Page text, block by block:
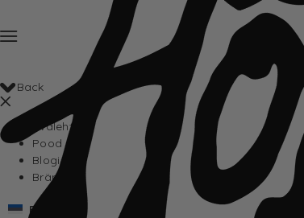
Back
Avaleht
Pood
Blogi
Brändid
Eesti